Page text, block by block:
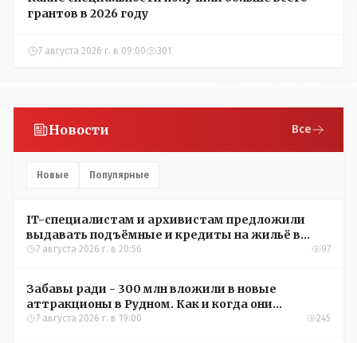
грантов в 2026 году
7 августа 2026 г. в 09:00 301
Новости Все
Новые Популярные
IT-специалистам и архивистам предложили
выдавать подъёмные и кредиты на жильё в
сёлах Казахстана
7 августа 2026 г. в 20:56 97
Забавы ради - 300 млн вложили в новые
аттракционы в Рудном. Как и когда они
окупятся?
7 августа 2026 г. в 19:00 245